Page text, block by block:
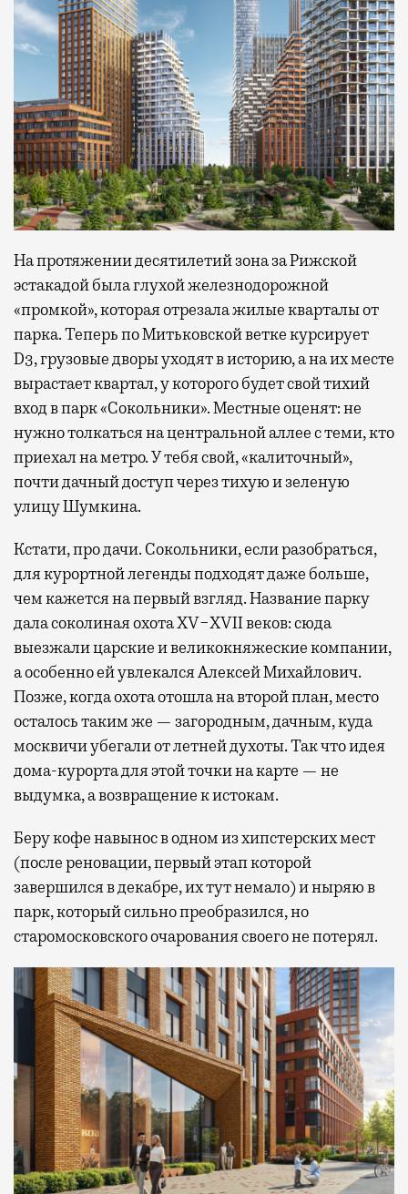
На протяжении десятилетий зона за Рижской
эстакадой была глухой железнодорожной
«промкой», которая отрезала жилые кварталы от
парка. Теперь по Митьковской ветке курсирует
D3, грузовые дворы уходят в историю, а на их месте
вырастает квартал, у которого будет свой тихий
вход в парк «Сокольники». Местные оценят: не
нужно толкаться на центральной аллее с теми, кто
приехал на метро. У тебя свой, «калиточный»,
почти дачный доступ через тихую и зеленую
улицу Шумкина.
Кстати, про дачи. Сокольники, если разобраться,
для курортной легенды подходят даже больше,
чем кажется на первый взгляд. Название парку
дала соколиная охота XV−XVII веков: сюда
выезжали царские и великокняжеские компании,
а особенно ей увлекался Алексей Михайлович.
Позже, когда охота отошла на второй план, место
осталось таким же — загородным, дачным, куда
москвичи убегали от летней духоты. Так что идея
дома-курорта для этой точки на карте — не
выдумка, а возвращение к истокам.
Беру кофе навынос в одном из хипстерских мест
(после реновации, первый этап которой
завершился в декабре, их тут немало) и ныряю в
парк, который сильно преобразился, но
старомосковского очарования своего не потерял.